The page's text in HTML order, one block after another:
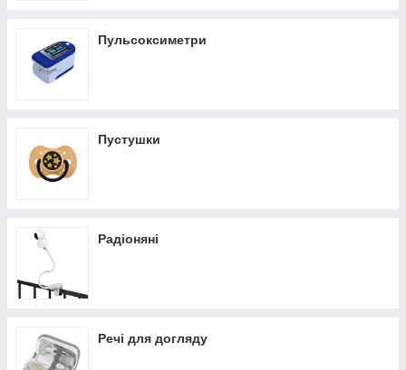
Пульсоксиметри
Пустушки
Радіоняні
Речі для догляду